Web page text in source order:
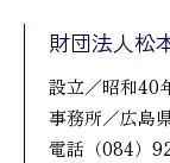
財団法人松
設立／昭和40
事務所／広島
電話（084）